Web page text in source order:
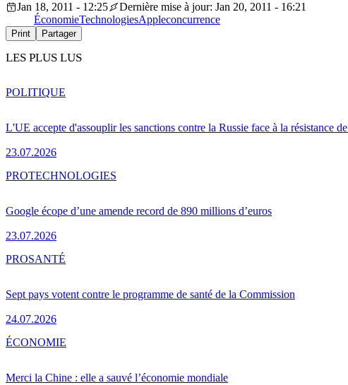
Jan 18, 2011 - 12:25
Dernière mise à jour: Jan 20, 2011 - 16:21
ÉconomieTechnologiesAppleconcurrence
Print Partager
LES PLUS LUS
L'UE accepte d'assouplir les sanctions contre la Russie face à la résistance
23.07.2026
POLITIQUE
Google écope d’une amende record de 890 millions d’euros
23.07.2026
PROTECHNOLOGIES
Sept pays votent contre le programme de santé de la Commission
24.07.2026
PROSANTÉ
Merci la Chine : elle a sauvé l’économie mondiale
ÉCONOMIE